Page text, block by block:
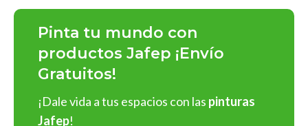
Pinturas Jafepofrece una línea completa de productos de
alta calidad que destacan por su
impecablesy fácil aplicación:
Pinturas para interiores y exteriores
personalizables.
Pinta tu mundo con
productos Jafep ¡Envío
Gratuitos!
¡Dale vida a tus espacios con las pinturas
Jafep!